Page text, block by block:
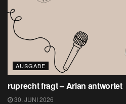
AUSGABE
ruprecht fragt – Arian antwortet
30. JUNI 2026